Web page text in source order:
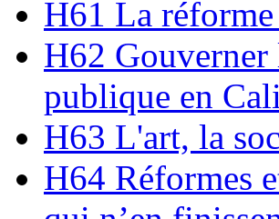
H61 La
H62 Gouverner
publique en
H63 L'art, la
H64 Réformes